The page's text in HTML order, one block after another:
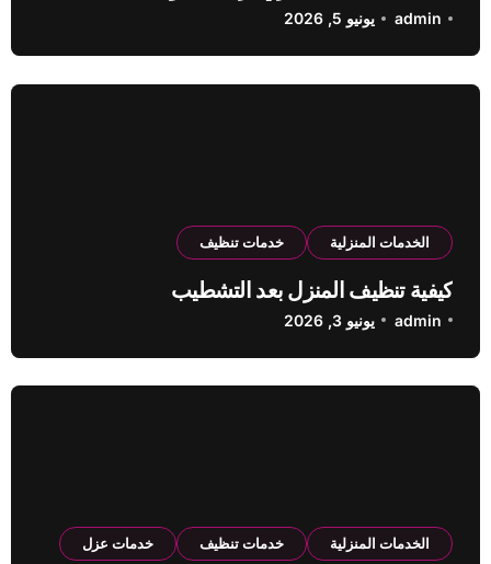
admin يونيو 5, 2026
الخدمات المنزلية خدمات تنظيف
كيفية تنظيف المنزل بعد التشطيب
admin يونيو 3, 2026
الخدمات المنزلية خدمات تنظيف خدمات عزل